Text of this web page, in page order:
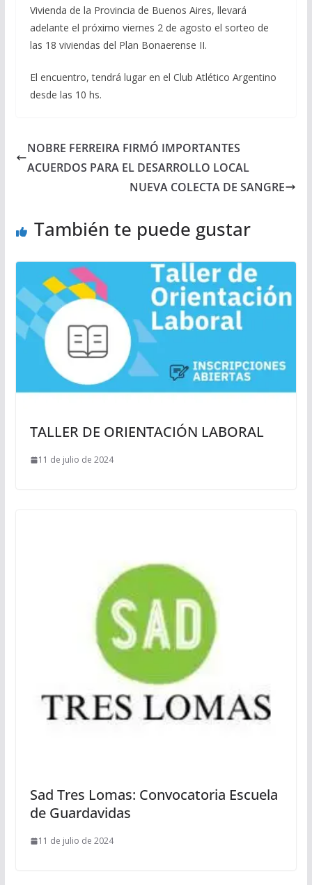
Vivienda de la Provincia de Buenos Aires, llevará
adelante el próximo viernes 2 de agosto el sorteo de
las 18 viviendas del Plan Bonaerense II.
El encuentro, tendrá lugar en el Club Atlético Argentino
desde las 10 hs.
NOBRE FERREIRA FIRMÓ IMPORTANTES
ACUERDOS PARA EL DESARROLLO LOCAL
NUEVA COLECTA DE SANGRE
También te puede gustar
TALLER DE ORIENTACIÓN LABORAL
11 de julio de 2024
Sad Tres Lomas: Convocatoria Escuela
de Guardavidas
11 de julio de 2024